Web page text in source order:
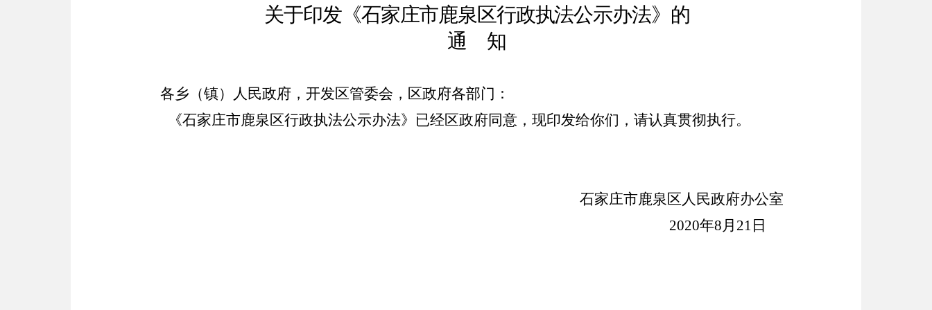
关于印发《石家庄市鹿泉区行政执法公示办法》的
通
知
各乡（镇）人民政府，开发区管委会，区政府各部门：
《石家庄市鹿泉区行政执法公示办法》已经区政府同意，现印发给你们，请认真贯彻执行。
石家庄市鹿泉区人民政府办公室
2020年8月 21 日